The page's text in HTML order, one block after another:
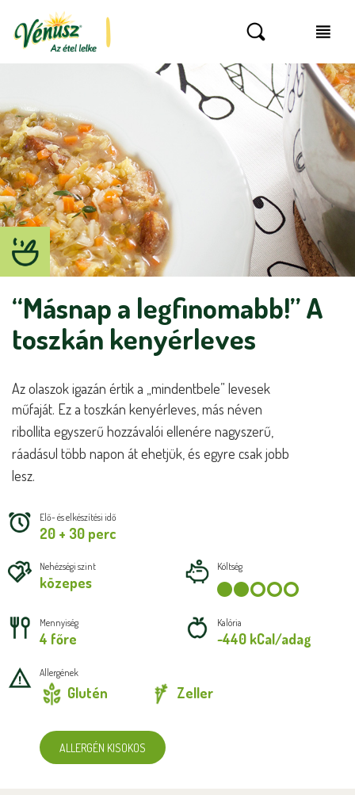
“Másnap a legfinomabb!” A
toszkán kenyérleves
Az olaszok igazán értik a „mindentbele” levesek
műfaját. Ez a toszkán kenyérleves, más néven
ribollita egyszerű hozzávalói ellenére nagyszerű,
ráadásul több napon át ehetjük, és egyre csak jobb
lesz.
Elő- és elkészítési idő
20 + 30 perc
Nehézségi szint
közepes
Költség
Mennyiség
4 főre
Kalória
~440 kCal/adag
Allergének
Glutén Zeller
ALLERGÉN KISOKOS